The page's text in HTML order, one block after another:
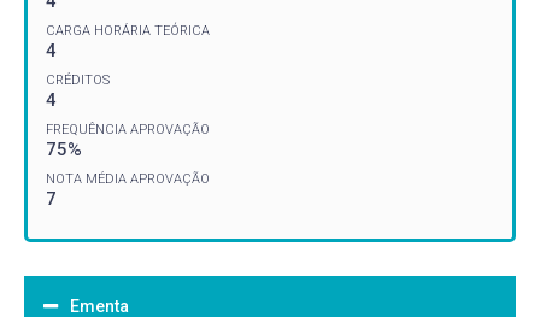
CARGA HORÁRIA TEÓRICA
4
CRÉDITOS
4
FREQUÊNCIA APROVAÇÃO
75%
NOTA MÉDIA APROVAÇÃO
7
Ementa